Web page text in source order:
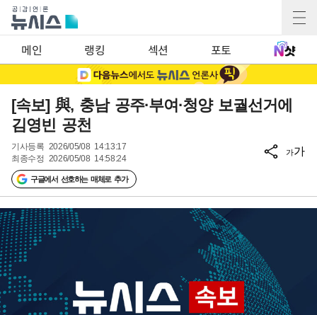
메인 랭킹 섹션 포토
[속보] 與, 충남 공주·부여·청양 보궐선거에
김영빈 공천
기사등록 2026/05/08 14:13:17
최종수정 2026/05/08 14:58:24
구글에서 선호하는 매체로 추가
가가